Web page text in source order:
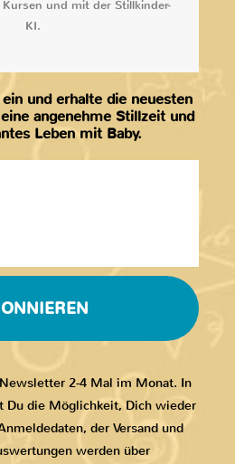
und mit der Stillkinder-
KI.
und erhalte die neuesten
angenehme Stillzeit und
Leben mit Baby.
2-4 Mal im Monat. In
Du die Möglichkeit, Dich wieder
der Versand und
werden über